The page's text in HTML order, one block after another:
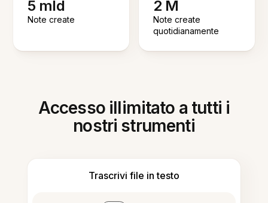
5 mld
Note create
2 M
Note create
quotidianamente
Accesso illimitato a tutti i
nostri strumenti
Trascrivi file in testo